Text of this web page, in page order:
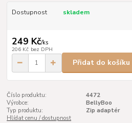
Dostupnost skladem
249 Kč/ks
206 Kč bez DPH
Přidat do košíku
Číslo produktu:
4472
Výrobce:
BellyBoo
Typ produktu:
Zip adaptér
Hlídat cenu / dostupnost